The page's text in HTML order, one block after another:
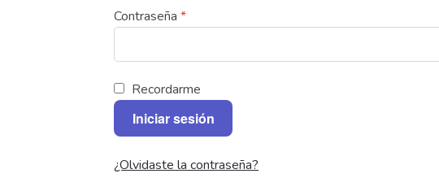
Contraseña*
Recordarme
Iniciar sesión
¿Olvidaste la contraseña?